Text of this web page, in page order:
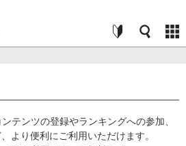
テンツの登録やランキングへの参加、
より便利にご利用いただけます。